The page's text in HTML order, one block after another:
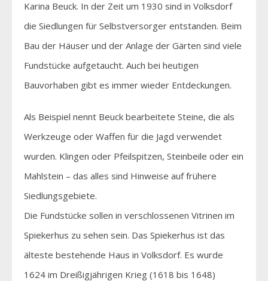
Karina Beuck. In der Zeit um 1930 sind in Volksdorf
die Siedlungen für Selbstversorger entstanden. Beim
Bau der Häuser und der Anlage der Gärten sind viele
Fundstücke aufgetaucht. Auch bei heutigen
Bauvorhaben gibt es immer wieder Entdeckungen.
Als Beispiel nennt Beuck bearbeitete Steine, die als
Werkzeuge oder Waffen für die Jagd verwendet
wurden. Klingen oder Pfeilspitzen, Steinbeile oder ein
Mahlstein – das alles sind Hinweise auf frühere
Siedlungsgebiete.
Die Fundstücke sollen in verschlossenen Vitrinen im
Spiekerhus zu sehen sein. Das Spiekerhus ist das
älteste bestehende Haus in Volksdorf. Es wurde
1624 im Dreißigjährigen Krieg (1618 bis 1648)